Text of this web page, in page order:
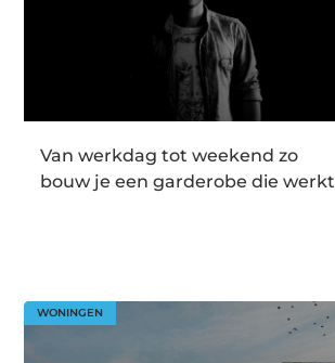
Van werkdag tot weekend zo
bouw je een garderobe die werkt
WONINGEN